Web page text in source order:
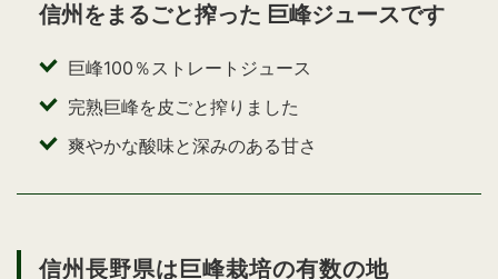
信州をまるごと搾った 巨峰ジュースです
巨峰100％ストレートジュース
完熟巨峰を皮ごと搾りました
爽やかな酸味と深みのある甘さ
信州長野県は巨峰栽培の有数の地